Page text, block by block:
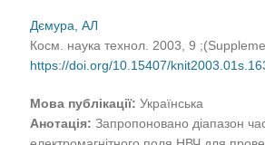
Дємура, АЛ
Косм. наука технол. 2003, 9
https://doi.org/10.15407/
Мова публікації: Українська
Анотація:Запропоновано діапазон